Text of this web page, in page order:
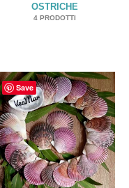
OSTRICHE
4 PRODOTTI
Save
Fascia
di
prezzo:
da
€16.23
a
€197.10
Questo
prodotto
ha
più
varianti.
Le
opzioni